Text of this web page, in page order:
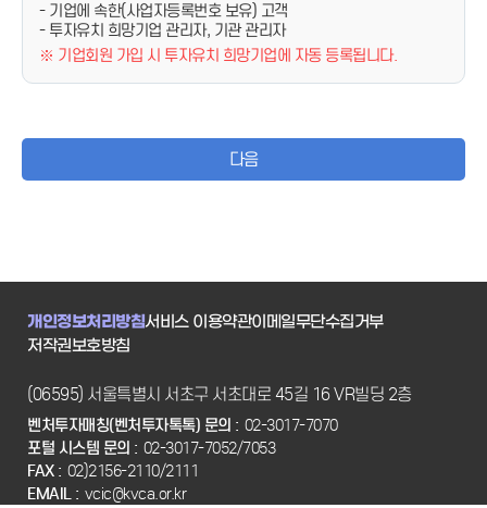
- 기업에 속한(사업자등록번호 보유) 고객
- 투자유치 희망기업 관리자, 기관 관리자
※ 기업회원 가입 시 투자유치 희망기업에 자동 등록됩니다.
다음
개인정보처리방침서비스 이용약관이메일무단수집거부
저작권보호방침
(06595) 서울특별시 서초구 서초대로 45길 16 VR빌딩 2층
벤처투자매칭(벤처투자톡톡) 문의 : 02-3017-7070
포털 시스템 문의 : 02-3017-7052/7053
FAX : 02)2156-2110/2111
EMAIL : vcic@kvca.or.kr